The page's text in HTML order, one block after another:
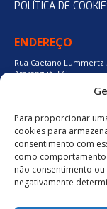
Para proporcionar
cookies para
consentimento com
como comportamento
não consentimento
negativamente
POLÍTICA DE
ENDEREÇO
Rua Caetano Lummertz
Araranguá, SC.
48
48